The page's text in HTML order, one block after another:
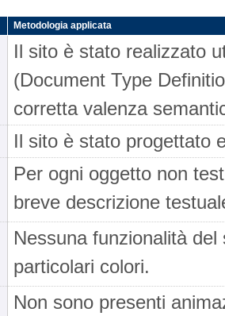
Metodologia applicata
Il sito è stato realizzato
(Document Type
corretta valenza
Il sito è stato progettato
Per ogni oggetto non
breve descrizione
Nessuna funzionalità
particolari colori.
Non sono presenti